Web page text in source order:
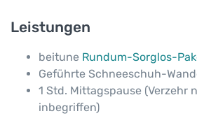
Leistungen
beitune Rundum-Sorglos-
Geführte Schneeschuh-
1 Std. Mittagspause (Verzehr
inbegriffen)